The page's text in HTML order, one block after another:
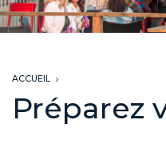
ACCUEIL
Préparez